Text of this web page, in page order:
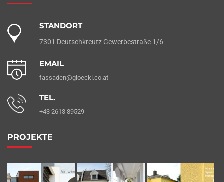
STANDORT
7301 Deutschkreutz Gewerbestraße 1/6
EMAIL
fassaden@gloeckl.co.at
TEL.
+43 2613 89529
PROJEKTE